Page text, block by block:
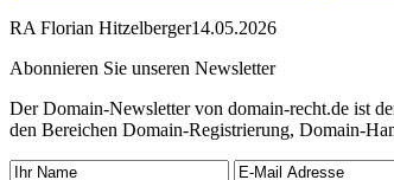
RA Florian Hitzelberger14.05.2026
Abonnieren Sie unseren Newsletter
Der Domain-Newsletter von domain-recht.de ist
den Bereichen Domain-Registrierung, Domain-